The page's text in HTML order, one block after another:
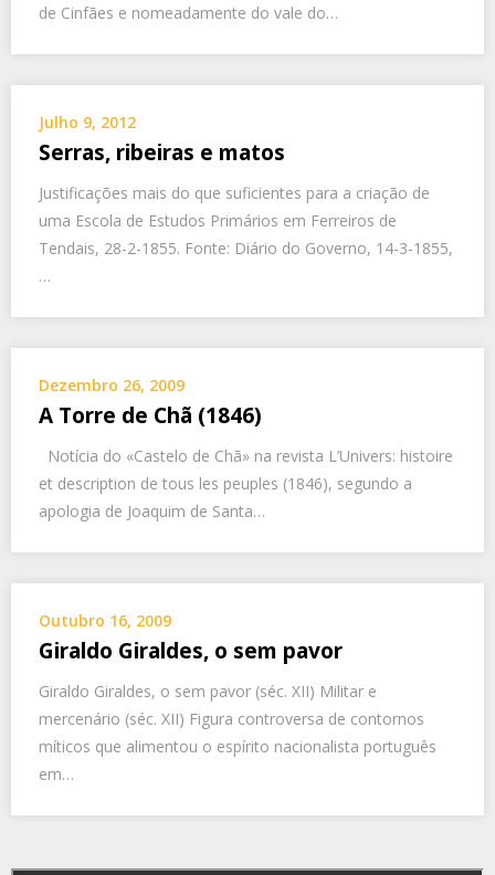
de Cinfães e nomeadamente do vale do…
Julho 9, 2012
Serras, ribeiras e matos
Justificações mais do que suficientes para a criação de
uma Escola de Estudos Primários em Ferreiros de
Tendais, 28-2-1855. Fonte: Diário do Governo, 14-3-1855,
…
Dezembro 26, 2009
A Torre de Chã (1846)
Notícia do «Castelo de Chã» na revista L’Univers: histoire
et description de tous les peuples (1846), segundo a
apologia de Joaquim de Santa…
Outubro 16, 2009
Giraldo Giraldes, o sem pavor
Giraldo Giraldes, o sem pavor (séc. XII) Militar e
mercenário (séc. XII) Figura controversa de contornos
míticos que alimentou o espírito nacionalista português
em…